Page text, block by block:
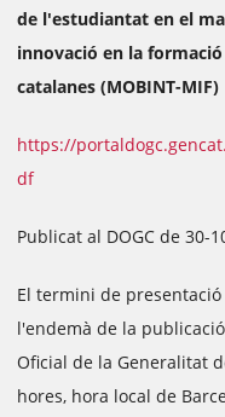
de l'estudiantat en el
innovació en la
catalanes (MOBINT-MIF)
https://
df
Publicat al DOGC de 30-
El termini de
l'endemà de la
Oficial de la Generalitat
hores, hora local de